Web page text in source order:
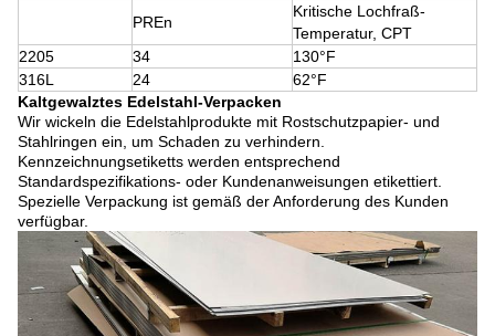
PREn
Kritische Lochfraß-
Temperatur, CPT
2205
34
130°F
316L
24
62°F
Kaltgewalztes Edelstahl-Verpacken
Wir wickeln die Edelstahlprodukte mit Rostschutzpapier- und
Stahlringen ein, um Schaden zu verhindern.
Kennzeichnungsetiketts werden entsprechend
Standardspezifikations- oder Kundenanweisungen etikettiert.
Spezielle Verpackung ist gemäß der Anforderung des Kunden
verfügbar.